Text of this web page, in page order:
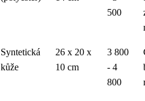
500
Syntetická
kůže
26 x 20 x
10 cm
3 800
- 4
800